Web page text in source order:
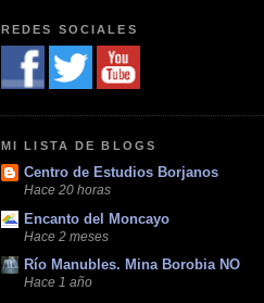
REDES SOCIALES
MI LISTA DE BLOGS
Centro de Estudios Borjanos
Hace 20 horas
Encanto del Moncayo
Hace 2 meses
Río Manubles. Mina Borobia NO
Hace 1 año